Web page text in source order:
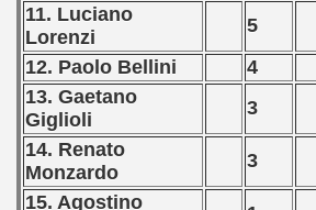
11. Luciano
Lorenzi
5
12. Paolo Bellini
4
13. Gaetano
Giglioli
3
14. Renato
Monzardo
3
15. Agostino